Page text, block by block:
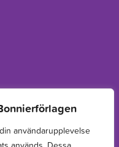
användarupplevelse